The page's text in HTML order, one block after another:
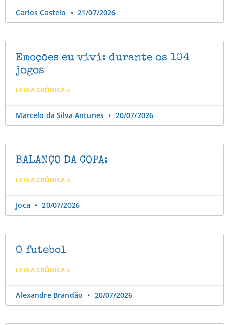
Carlos Castelo 21/07/2026
Emoções eu vivi: durante os 104
jogos
LEIA A CRÔNICA »
Marcelo da Silva Antunes 20/07/2026
BALANÇO DA COPA:
LEIA A CRÔNICA »
Joca 20/07/2026
O futebol
LEIA A CRÔNICA »
Alexandre Brandão 20/07/2026